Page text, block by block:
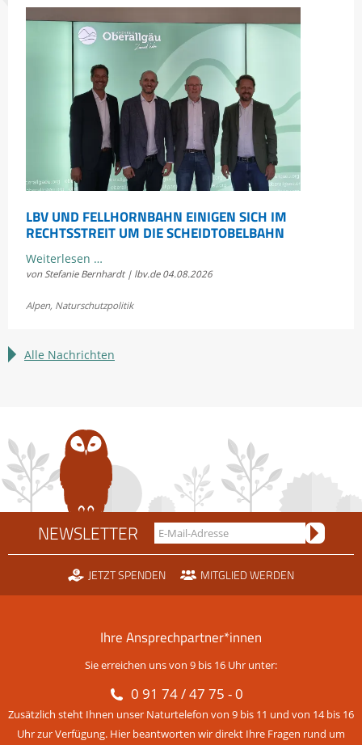
LBV UND FELLHORNBAHN EINIGEN SICH IM
RECHTSSTREIT UM DIE SCHEIDTOBELBAHN
Weiterlesen …
und
einigen
im
Scheidtobelbahn
von Stefanie Bernhardt | lbv.de 04.08.2026
Alpen, Naturschutzpolitik
Alle Nachrichten
NEWSLETTER
JETZT SPENDEN MITGLIED WERDEN
Ihre Ansprechpartner*innen
Sie erreichen uns von 9 bis 16 Uhr unter:
0 91 74 / 47 75 - 0
Zusätzlich steht Ihnen unser Naturtelefon von 9 bis 11 und von 14 bis 16
Uhr zur Verfügung. Hier beantworten wir direkt Ihre Fragen rund um